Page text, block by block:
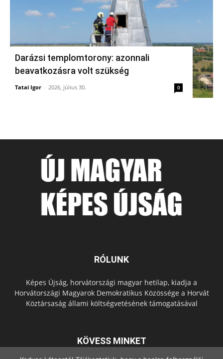
Darázsi templomtorony: azonnali
beavatkozásra volt szükség
Tatai Igor - 2026, július 30. 0
RÓLUNK
Képes Újság, horvátországi magyar hetilap, kiadja a
Horvátországi Magyarok Demokratikus Közössége a Horvát
Köztársaság állami költségvetésének támogatásával
KÖVESS MINKET